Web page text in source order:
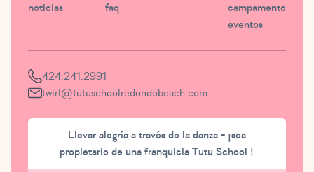
noticias
faq
campamento
eventos
424.241.2991
twirl@tutuschoolredondobeach.com
Llevar alegría a través de la danza - ¡sea
propietario de una franquicia Tutu School !